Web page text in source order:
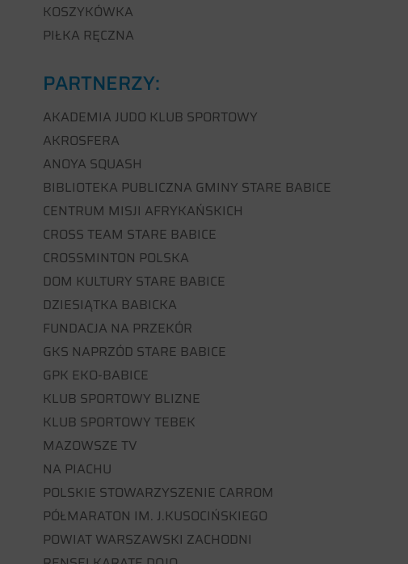
KOSZYKÓWKA
PIŁKA RĘCZNA
PARTNERZY:
AKADEMIA JUDO KLUB SPORTOWY
AKROSFERA
ANOYA SQUASH
BIBLIOTEKA PUBLICZNA GMINY STARE BABICE
CENTRUM MISJI AFRYKAŃSKICH
CROSS TEAM STARE BABICE
CROSSMINTON POLSKA
DOM KULTURY STARE BABICE
DZIESIĄTKA BABICKA
FUNDACJA NA PRZEKÓR
GKS NAPRZÓD STARE BABICE
GPK EKO-BABICE
KLUB SPORTOWY BLIZNE
KLUB SPORTOWY TEBEK
MAZOWSZE TV
NA PIACHU
POLSKIE STOWARZYSZENIE CARROM
PÓŁMARATON IM. J.KUSOCIŃSKIEGO
POWIAT WARSZAWSKI ZACHODNI